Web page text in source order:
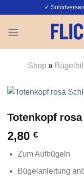
springen
✓
Shop »
Totenkopf
2,80 €
Zum Aufbügeln
Bügelanleitung